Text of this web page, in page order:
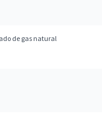
de gas natural